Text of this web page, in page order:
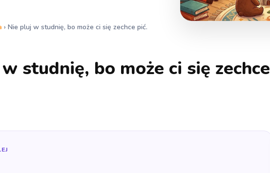
›Nie pluj w studnię, bo może ci się zechce pić.
studnię, bo może ci się zechce